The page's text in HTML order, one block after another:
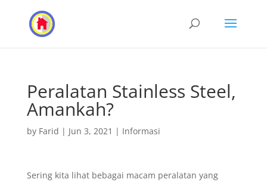
Peralatan Stainless Steel,
Amankah?
by Farid | Jun 3, 2021 | Informasi
Sering kita lihat bebagai macam peralatan yang